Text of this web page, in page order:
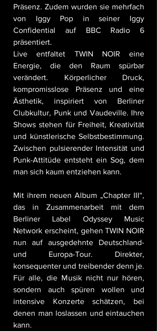
Präsenz. Zudem wurden sie mehrfach
von Iggy Pop in seiner Iggy
Confidential auf BBC Radio 6
präsentiert.
Live entfaltet TWIN NOIR eine
Energie, die den Raum spürbar
verändert. Körperlicher Druck,
kompromisslose Präsenz und eine
Ästhetik, inspiriert von Berliner
Clubkultur, Punk und Vaudeville. Ihre
Shows stehen für Freiheit, Kreativität
und künstlerische Selbstbestimmung.
Zwischen pulsierender Intensität und
Punk-Attitüde entsteht ein Sog, dem
man sich kaum entziehen kann.
Mit ihrem neuen Album „Chapter III“,
das in Zusammenarbeit mit dem
Berliner Label Odyssey Music
Network erscheint, gehen TWIN NOIR
nun auf ausgedehnte Deutschland-
und Europa-Tour. Direkter,
konsequenter und treibender denn je.
Für alle, die Musik nicht nur hören,
sondern auch spüren wollen und
intensive Konzerte schätzen, bei
denen man loslassen und eintauchen
kann.